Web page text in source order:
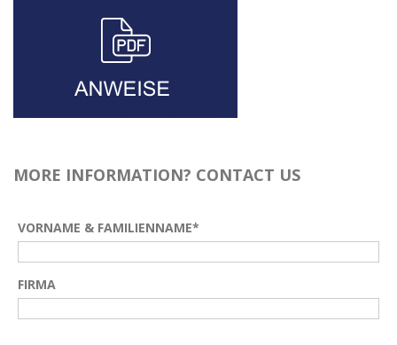
MORE INFORMATION? CONTACT US
VORNAME & FAMILIENNAME*
FIRMA